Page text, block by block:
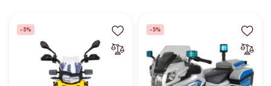
-5% -5%